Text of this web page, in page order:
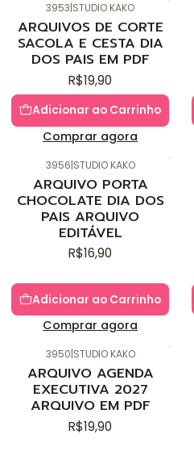
3953|STUDIO KAKO
ARQUIVOS DE CORTE
SACOLA E CESTA DIA
DOS PAIS EM PDF
R$19,90
Adicionar ao Carrinho
Comprar agora
3956|STUDIO KAKO
ARQUIVO PORTA
CHOCOLATE DIA DOS
PAIS ARQUIVO
EDITÁVEL
R$16,90
Adicionar ao Carrinho
Comprar agora
3950|STUDIO KAKO
ARQUIVO AGENDA
EXECUTIVA 2027
ARQUIVO EM PDF
R$19,90